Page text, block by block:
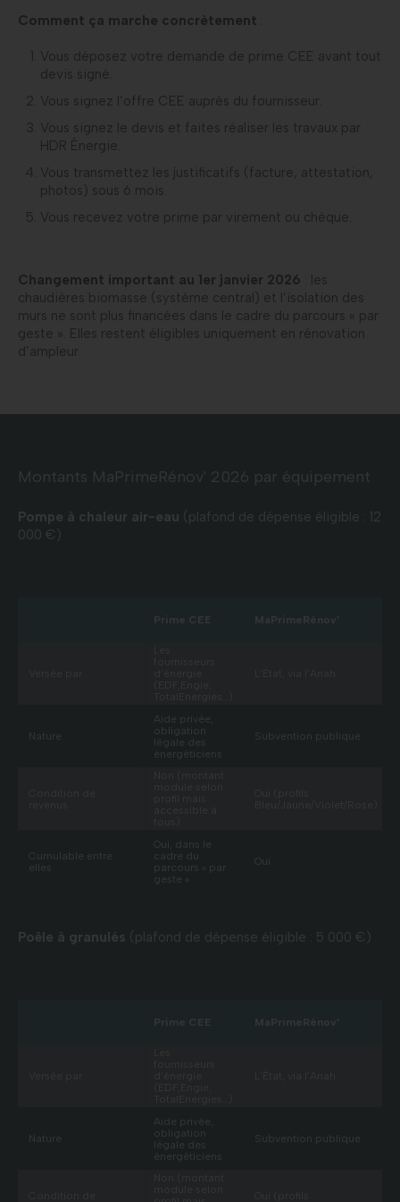
Comment ça marche concrètement
Vous déposez votre demande de prime CEE avant tout
devis signé.
Vous signez l’offre CEE auprès du fournisseur.
Vous signez le devis et faites réaliser les travaux par
HDR Énergie.
Vous transmettez les justificatifs (facture, attestation,
photos) sous 6 mois.
Vous recevez votre prime par virement ou chèque.
Changement important au 1er janvier 2026 : les
chaudières biomasse (système central) et l’isolation des
murs ne sont plus financées dans le cadre du parcours « par
geste ». Elles restent éligibles uniquement en rénovation
d’ampleur.
Montants MaPrimeRénov' 2026 par équipement
Pompe à chaleur air-eau (plafond de dépense éligible : 12
000 €)
Prime CEE MaPrimeRénov’
Nature
Aide privée,
obligation
légale des
énergéticiens
Subvention publique
Cumulable entre
elles
Oui, dans le
cadre du
parcours « par
geste »
Oui
Poêle à granulés (plafond de dépense éligible : 5 000 €)
Prime CEE MaPrimeRénov’
Nature
Aide privée,
obligation
légale des
énergéticiens
Subvention publique